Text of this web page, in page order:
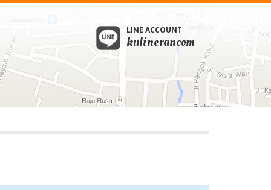
LINE ACCOUNT
kulinerancom